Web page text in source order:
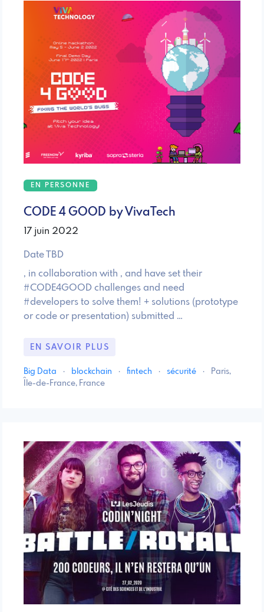
EN PERSONNE
CODE 4 GOOD by VivaTech
17 juin 2022
Date TBD
, in collaboration with , and have set their
#CODE4GOOD challenges and need
#developers to solve them! + solutions (prototype
or code or presentation) submitted …
EN SAVOIR PLUS
Big Data · blockchain · fintech · sécurité ·
Paris,
Île-de-France, France